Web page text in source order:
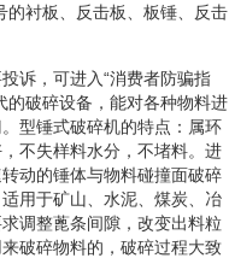
的衬板、反击板、板锤、反击
诉，可进入“消费者防骗指
的破碎设备，能对各种物料进
型锤式破碎机的特点：属环
不失样料水分，不堵料。进
动的锤体与物料碰撞面破碎
用于矿山、水泥、煤炭、冶
调整蓖条间隙，改变出料粒
破碎物料的，破碎过程大致